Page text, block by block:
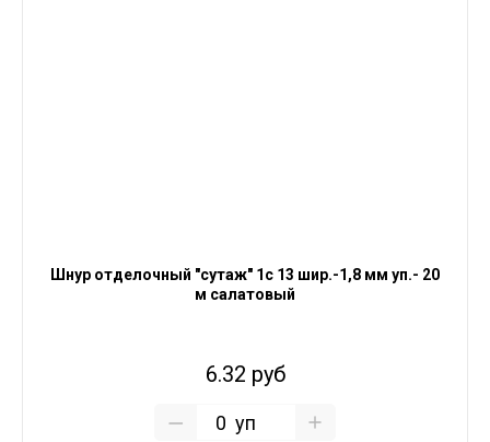
Шнур отделочный "сутаж" 1с 13 шир.-1,8 мм уп.- 20
м салатовый
6.32 руб
уп